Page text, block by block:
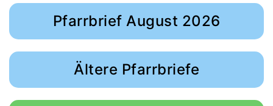
Pfarrbrief August 2026
Ältere Pfarrbriefe